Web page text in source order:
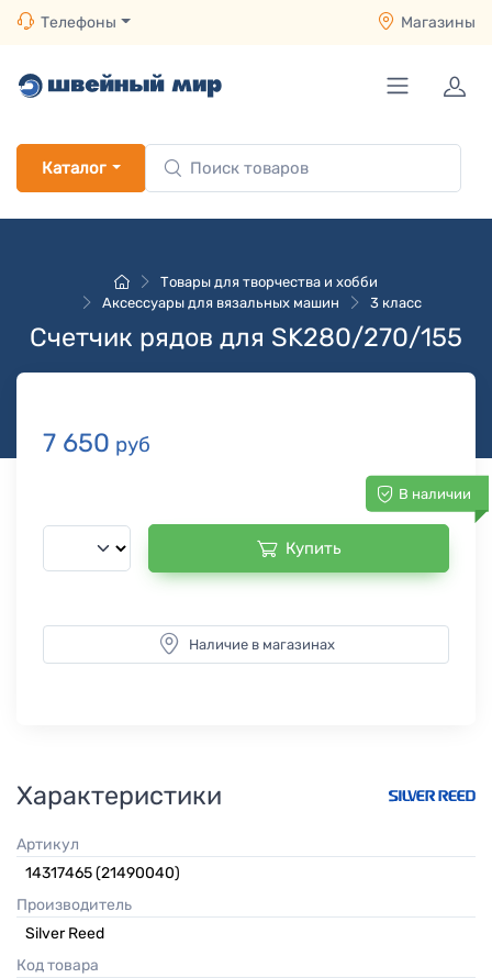
Телефоны Магазины
Каталог
Товары для творчества и хобби
Аксессуары для вязальных машин
3 класс
Счетчик рядов для SK280/270/155
7 650 руб
В наличии
Купить
Наличие в магазинах
Характеристики
Артикул
14317465 (21490040)
Производитель
Silver Reed
Код товара